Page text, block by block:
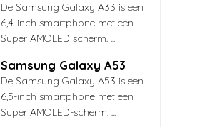
De Samsung Galaxy A33 is een
6,4-inch smartphone met een
Super AMOLED scherm. ...
Samsung Galaxy A53
De Samsung Galaxy A53 is een
6,5-inch smartphone met een
Super AMOLED-scherm. ...